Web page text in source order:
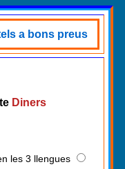
a bons preus
Diners
les 3 llengues